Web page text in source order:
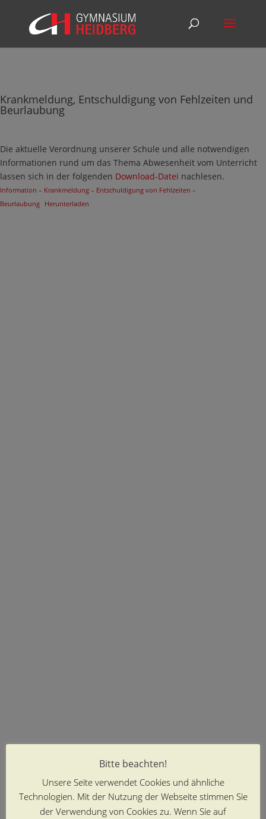
Krankmeldung, Entschuldigung von Fehlzeiten und
Beurlaubung
Die aktuelle Verordnung unserer Schule und alle notwendigen
Informationen rund um das Thema Abwesenheit vom Unterricht
lassen sich in der folgenden Download-Datei nachlesen.
Information – Krankmeldung – Entschuldigung von Fehlzeiten –
Beurlaubung Herunterladen
Bitte beachten!
Unsere Seite verwendet Cookies und ähnliche
Technologien. Mit der Nutzung der Webseite stimmen Sie
der Verwendung von Cookies zu. Wenn Sie auf